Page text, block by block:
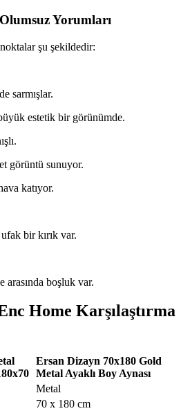
Yorumları
şu şekildedir:
sarmışlar.
estetik bir görünümde.
görüntü sunuyor.
katıyor.
bir kırık var.
arasında boşluk var.
Home Karşılaştırma
Ersan Dizayn 70x180 Gold
Metal Ayaklı Boy Aynası
Metal
70 x 180 cm